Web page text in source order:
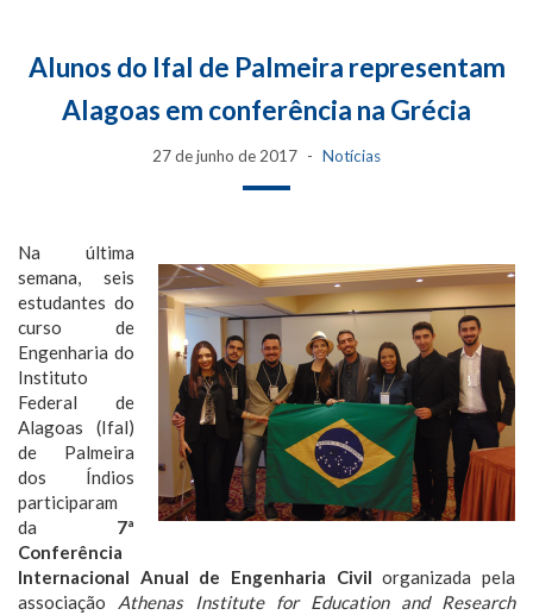
Alunos do Ifal de Palmeira representam
Alagoas em conferência na Grécia
27 de junho de 2017 Notícias
Na última
semana, seis
estudantes do
curso de
Engenharia do
Instituto
Federal de
Alagoas (Ifal)
de Palmeira
dos Índios
participaram
da 7ª
Conferência
Internacional Anual de Engenharia Civil organizada pela
associação Athenas Institute for Education and Research